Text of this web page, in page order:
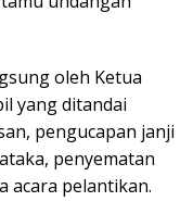
oleh Ketua
yang ditandai
pengucapan janji
penyematan
acara pelantikan.